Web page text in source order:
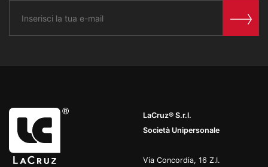
LaCruz® S.r.l.
Società Unipersonale
Via Concordia, 16 Z.I.